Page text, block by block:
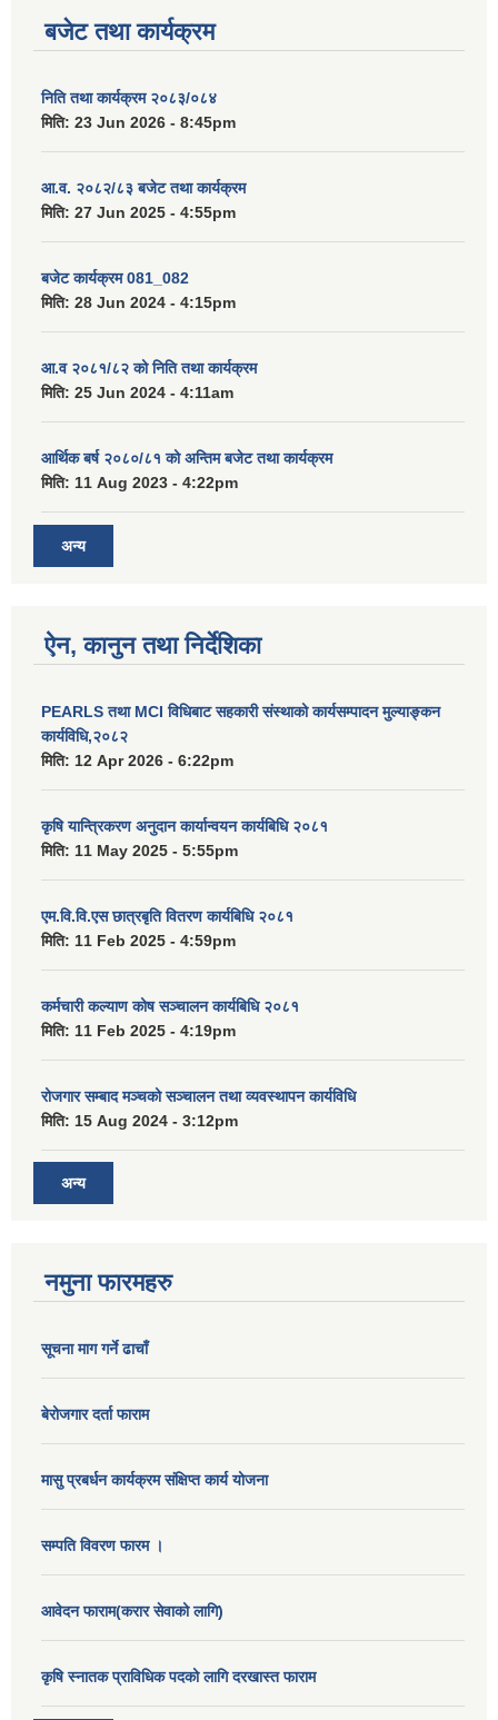
बजेट तथा कार्यक्रम
निति तथा कार्यक्रम २०८३/०८४
मिति: 23 Jun 2026 - 8:45pm
आ.व. २०८२/८३ बजेट तथा कार्यक्रम
मिति: 27 Jun 2025 - 4:55pm
बजेट कार्यक्रम 081_082
मिति: 28 Jun 2024 - 4:15pm
आ.व २०८१/८२ को निति तथा कार्यक्रम
मिति: 25 Jun 2024 - 4:11am
आर्थिक बर्ष २०८०/८१ को अन्तिम बजेट तथा कार्यक्रम
मिति: 11 Aug 2023 - 4:22pm
अन्य
ऐन, कानुन तथा निर्देशिका
PEARLS तथा MCI विधिबाट सहकारी संस्थाको कार्यसम्पादन मुल्याङ्कन
कार्यविधि,२०८२
मिति: 12 Apr 2026 - 6:22pm
कृषि यान्त्रिकरण अनुदान कार्यान्वयन कार्यबिधि २०८१
मिति: 11 May 2025 - 5:55pm
एम.वि.वि.एस छात्रबृति वितरण कार्यबिधि २०८१
मिति: 11 Feb 2025 - 4:59pm
कर्मचारी कल्याण कोष सञ्चालन कार्यबिधि २०८१
मिति: 11 Feb 2025 - 4:19pm
रोजगार सम्बाद मञ्चको सञ्चालन तथा व्यवस्थापन कार्यविधि
मिति: 15 Aug 2024 - 3:12pm
अन्य
नमुना फारमहरु
सूचना माग गर्ने ढाचाँ
बेरोजगार दर्ता फाराम
मासु प्रबर्धन कार्यक्रम संक्षिप्त कार्य योजना
सम्पति विवरण फारम ।
आवेदन फाराम(करार सेवाको लागि)
कृषि स्नातक प्राविधिक पदको लागि दरखास्त फाराम